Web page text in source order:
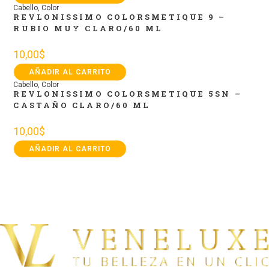
Cabello ,Color
REVLONISSIMO COLORSMETIQUE 9 –
RUBIO MUY CLARO/60 ML
10,00$
AÑADIR AL CARRITO
Cabello ,Color
REVLONISSIMO COLORSMETIQUE 5SN –
CASTAÑO CLARO/60 ML
10,00$
AÑADIR AL CARRITO